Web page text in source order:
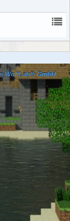
WoltLab® GmbH